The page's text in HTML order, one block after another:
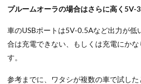
プルームオーラの場合はさらに高く5V-
車のUSBポートは5V-0.5Aなど出力が低
合は充電できない、もしくは充電にかな
す。
参考までに、ワタシが複数の車で試した